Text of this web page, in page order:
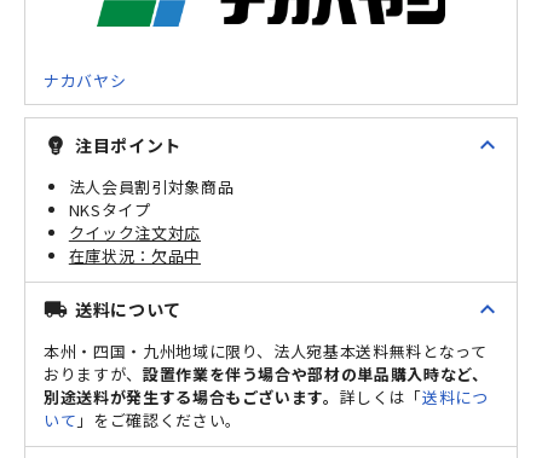
ナカバヤシ
emoji_objects 注目ポイント expand_less
法人会員割引対象商品
NKSタイプ
クイック注文対応
欠品中
local_shipping 送料について expand_less
本州・四国・九州地域に限り、法人宛基本送料無料となって
おりますが、 設置作業を伴う場合や部材の単品購入時など、
別途送料が発生する場合もございます。 詳しくは「送料につ
いて 」をご確認ください。